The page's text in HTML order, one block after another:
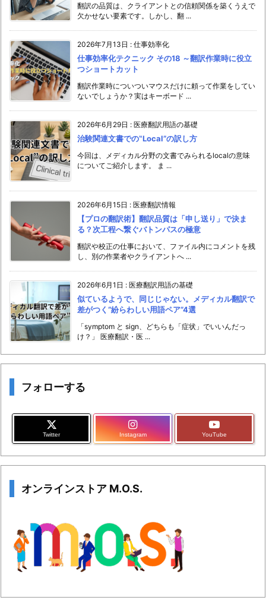
翻訳の品質は、クライアントとの信頼関係を築くうえで
欠かせない要素です。しかし、翻 ...
2026年7月13日 : 仕事効率化
仕事効率化テクニック その18 ～翻訳作業時に役立
つショートカット
翻訳作業時についついマウスだけに頼って作業をしてい
ないでしょうか？実はキーボード ...
2026年6月29日 : 医療翻訳用語の基礎
治験関連文書での‟Local”の訳し方
今回は、メディカル分野の文書でみられるlocalの意味
についてご紹介します。 ま ...
2026年6月15日 : 医療翻訳情報
【プロの翻訳術】翻訳品質は「申し送り」で決ま
る？次工程へ繋ぐバトンパスの極意
翻訳や校正の仕事において、ファイル内にコメントを残
し、別の作業者やクライアントへ ...
2026年6月1日 : 医療翻訳用語の基礎
似ているようで、同じじゃない。メディカル翻訳で
差がつく“紛らわしい用語ペア”4選
「symptom と sign、どちらも「症状」でいいんだっ
け？」 医療翻訳・医 ...
フォローする
Twitter Instagram YouTube
オンラインストア M.O.S.